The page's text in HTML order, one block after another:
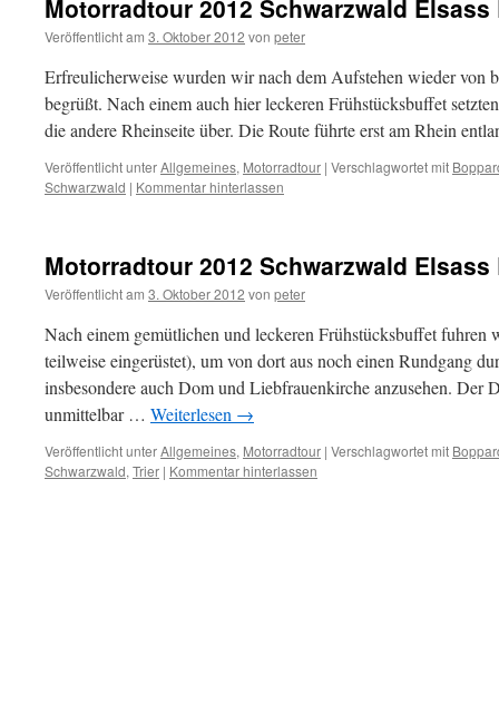
Motorradtour 2012 Schwarzwald
Veröffentlicht am 3. Oktober 2012 von peter
Erfreulicherweise wurden wir nach dem Aufstehen wieder von
begrüßt. Nach einem auch hier leckeren Frühstücksbuffet
die andere Rheinseite über. Die Route führte erst am Rhein
Veröffentlicht unterAllgemeines, Motorradtour | Verschlagwortet mit
Schwarzwald | Kommentar hinterlassen
Motorradtour 2012 Schwarzwald
Veröffentlicht am 3. Oktober 2012 von peter
Nach einem gemütlichen und leckeren Frühstücksbuffet fuhren
teilweise eingerüstet), um von dort aus noch einen Rundgang
insbesondere auch Dom und Liebfrauenkirche anzusehen. Der
unmittelbar … Weiterlesen →
Veröffentlicht unterAllgemeines, Motorradtour | Verschlagwortet mit
Schwarzwald, Trier | Kommentar hinterlassen